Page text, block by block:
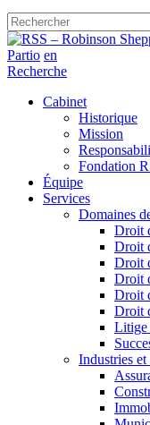
Partio en
Recherche
Cabinet
Historique
Mission
Fondation
Équipe
Services
Domaines
Droit
Droit
Droit
Droit
Droit
Droit
Litige
Industries et